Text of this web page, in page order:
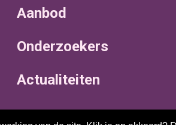
Aanbod
Onderzoekers
Actualiteiten